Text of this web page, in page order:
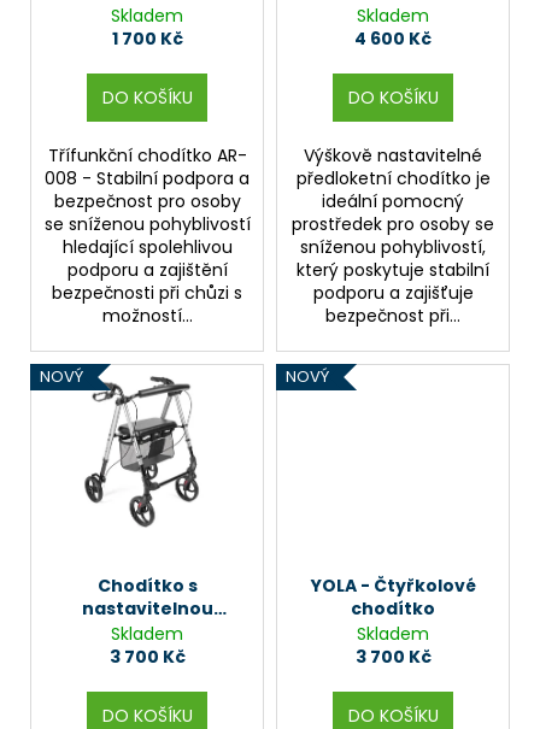
Skladem
1 700 Kč
DO KOŠÍKU
Třífunkční chodítko AR-
008 - Stabilní podpora a
bezpečnost pro osoby
se sníženou pohyblivostí
hledající spolehlivou
podporu a zajištění
bezpečnosti při chůzi s
možností...
Skladem
4 600 Kč
DO KOŠÍKU
Výškově nastavitelné
předloketní chodítko je
ideální pomocný
prostředek pro osoby se
sníženou pohyblivostí,
který poskytuje stabilní
podporu a zajišťuje
bezpečnost při...
NOVÝ
Chodítko s
nastavitelnou
výškou sedáku ALINA
Skladem
3 700 Kč
DO KOŠÍKU
NOVÝ
YOLA - Čtyřkolové
chodítko
Skladem
3 700 Kč
DO KOŠÍKU